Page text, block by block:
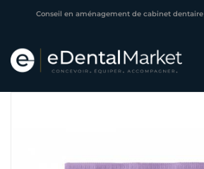
Conseil en aménagement de cabinet dentaire